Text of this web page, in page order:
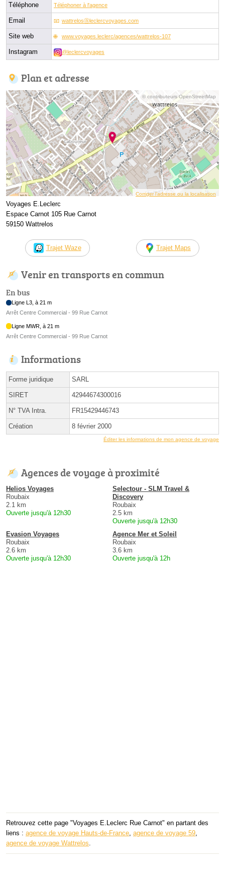
Téléphone Téléphoner à l'agence
Email wattrelosⓐleclercvoyages.com
Site web www.voyages.leclerc/agences/wattrelos-107
Instagram @leclercvoyages
Plan et adresse
© contributeurs OpenStreetMap
Corriger l’adresse ou la localisation
Voyages E.Leclerc
Espace Carnot 105 Rue Carnot
59150 Wattrelos
Trajet Waze Trajet Maps
Venir en transports en commun
En bus
Ligne L3, à 21 m
Arrêt Centre Commercial - 99 Rue Carnot
Ligne MWR, à 21 m
Arrêt Centre Commercial - 99 Rue Carnot
Informations
Forme juridique SARL
SIRET 42944674300016
N° TVA Intra. FR15429446743
Création 8 février 2000
Éditer les informations de mon agence de voyage
Agences de voyage à proximité
Helios Voyages
Roubaix
2.1 km
Ouverte jusqu'à 12h30
Selectour - SLM Travel &
Discovery
Roubaix
2.5 km
Ouverte jusqu'à 12h30
Evasion Voyages
Roubaix
2.6 km
Ouverte jusqu'à 12h30
Agence Mer et Soleil
Roubaix
3.6 km
Ouverte jusqu'à 12h
Retrouvez cette page "Voyages E.Leclerc Rue Carnot" en partant des
liens : agence de voyage Hauts-de-France agence de voyage 59
agence de voyage Wattrelos